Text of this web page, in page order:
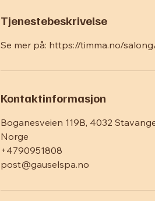
Tjenestebeskrivelse
Se mer på: https://timma.no/
Kontaktinformasjon
Boganesveien 119B, 4032
Norge
+4790951808
post@gauselspa.no